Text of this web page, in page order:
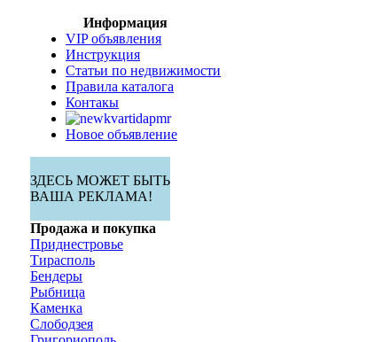
Информация
VIP объявления
Инструкция
Статьи по недвижимости
Правила каталога
Контакы
Новое объявление
ЗДЕСЬ МОЖЕТ БЫТЬ
ВАША РЕКЛАМА!
Продажа и покупка
Приднестровье
Тирасполь
Бендеры
Рыбница
Каменка
Слободзея